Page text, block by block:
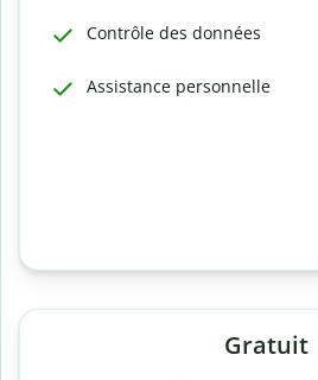
Contrôle des données
Assistance personnelle
Gratuit